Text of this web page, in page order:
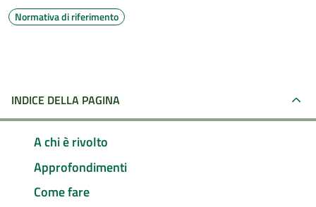
Normativa di riferimento
INDICE DELLA PAGINA
A chi è rivolto
Approfondimenti
Come fare